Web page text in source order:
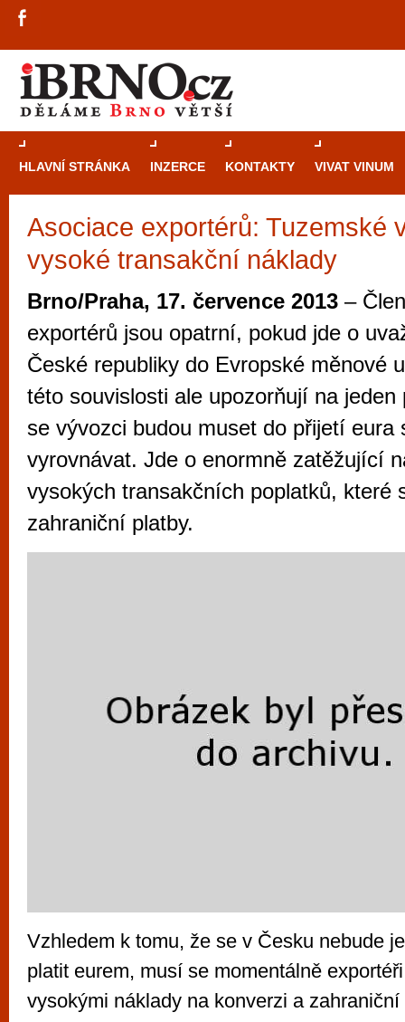
HLAVNÍ STRÁNKA INZERCE KONTAKTY VIVAT VINUM
Asociace exportérů: Tuzemské
vysoké transakční náklady
Brno/Praha, 17. července 2013 –
exportérů jsou opatrní, pokud jde o
České republiky do Evropské měnové
této souvislosti ale upozorňují na
se vývozci budou muset do přijetí eura
vyrovnávat. Jde o enormně zatěžující
vysokých transakčních poplatků, které
zahraniční platby.
Vzhledem k tomu, že se v Česku nebude
platit eurem, musí se momentálně
vysokými náklady na konverzi a zahraniční
Průvodce
Brně: Od
Brno je
zajímavé
restaurace,
Mimo jiné je ale také místem, kde si
vyzkoušet různé kasinové hry. V
metropoli naleznete širokou nabídku her
po moderní automaty jak pro pravidelné
příležitostné hráče. V...